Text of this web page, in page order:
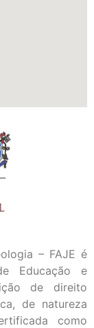
– FAJE é
Educação e
de direito
de natureza
como